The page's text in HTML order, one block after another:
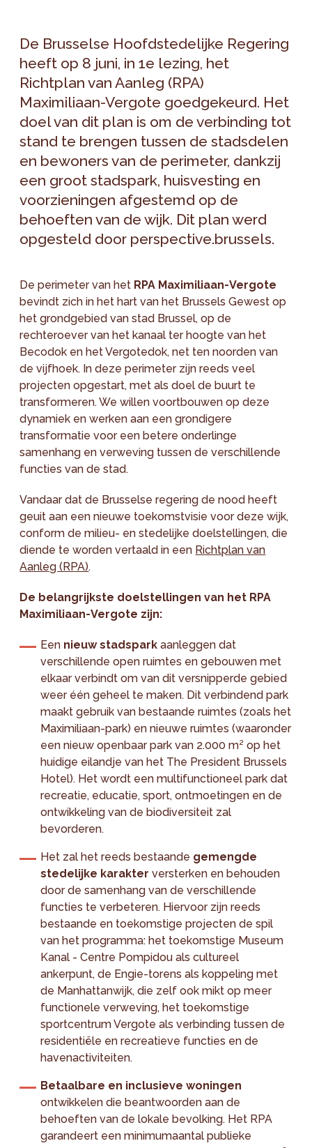
De Brusselse Hoofdstedelijke Regering
heeft op 8 juni, in 1e lezing, het
Richtplan van Aanleg (RPA)
Maximiliaan-Vergote goedgekeurd. Het
doel van dit plan is om de verbinding tot
stand te brengen tussen de stadsdelen
en bewoners van de perimeter, dankzij
een groot stadspark, huisvesting en
voorzieningen afgestemd op de
behoeften van de wijk. Dit plan werd
opgesteld door perspective.brussels.
De perimeter van het RPA Maximiliaan-Vergote
bevindt zich in het hart van het Brussels Gewest op
het grondgebied van stad Brussel, op de
rechteroever van het kanaal ter hoogte van het
Becodok en het Vergotedok, net ten noorden van
de vijfhoek. In deze perimeter zijn reeds veel
projecten opgestart, met als doel de buurt te
transformeren. We willen voortbouwen op deze
dynamiek en werken aan een grondigere
transformatie voor een betere onderlinge
samenhang en verweving tussen de verschillende
functies van de stad.
Vandaar dat de Brusselse regering de nood heeft
geuit aan een nieuwe toekomstvisie voor deze wijk,
conform de milieu- en stedelijke doelstellingen, die
diende te worden vertaald in een Richtplan van
Aanleg (RPA).
De belangrijkste doelstellingen van het RPA
Maximiliaan-Vergote zijn:
Een nieuw stadspark aanleggen dat
verschillende open ruimtes en gebouwen met
elkaar verbindt om van dit versnipperde gebied
weer één geheel te maken. Dit verbindend park
maakt gebruik van bestaande ruimtes (zoals het
Maximiliaan-park) en nieuwe ruimtes (waaronder
een nieuw openbaar park van 2.000 m² op het
huidige eilandje van het The President Brussels
Hotel). Het wordt een multifunctioneel park dat
recreatie, educatie, sport, ontmoetingen en de
ontwikkeling van de biodiversiteit zal
bevorderen.
Het zal het reeds bestaande gemengde
stedelijke karakter versterken en behouden
door de samenhang van de verschillende
functies te verbeteren. Hiervoor zijn reeds
bestaande en toekomstige projecten de spil
van het programma: het toekomstige Museum
Kanal - Centre Pompidou als cultureel
ankerpunt, de Engie-torens als koppeling met
de Manhattanwijk, die zelf ook mikt op meer
functionele verweving, het toekomstige
sportcentrum Vergote als verbinding tussen de
residentiële en recreatieve functies en de
havenactiviteiten.
Betaalbare en inclusieve woningen
ontwikkelen die beantwoorden aan de
behoeften van de lokale bevolking. Het RPA
garandeert een minimumaantal publieke